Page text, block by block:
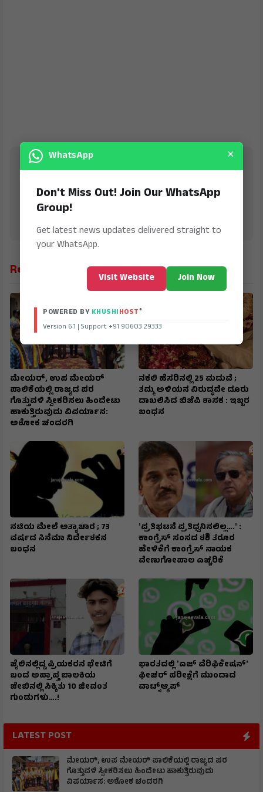
Jana Jeevala
From INDIA. Karnataka, National & International,
Updates including Politics, Business, Crime,
Education, Sports, Science, Current Affairs. Latest
Breaking News From India & Around the World.
Related News
ಮೇಯರ್, ಉಪ ಮೇಯರ್
ಪಾಲಿಕೆಯಲ್ಲಿ ರಾಜ್ಯದ ಪರ
ಗೊತ್ತುವಳಿ ಸ್ವೀಕರಿಸಲು ಹಿಂದೇಟು
ಹಾಕುತ್ತಿರುವುದು ವಿಪರ್ಯಾಸ:
ಅಶೋಕ ಚಂದರಗಿ
ನಕಲಿ ಹೆಸರಿನಲ್ಲಿ 25 ಮದುವೆ ;
ತಮ್ಮ ಅಳಿಯನ ವಿರುದ್ಧವೇ ದೂರು
ದಾಖಲಿಸಿದ ಬಿಜೆಪಿ ಶಾಸಕ : ಇಬ್ಬರ
ಬಂಧನ
ನಟಿಯ ಮೇಲೆ ಅತ್ಯಾಚಾರ ; 73
ವರ್ಷದ ಸಿನೆಮಾ ನಿರ್ದೇಶಕನ
ಬಂಧನ
ʼಪ್ರತಿಭಟನೆ ಪ್ರತಿಧ್ವನಿಸಲಿಲ್ಲ….ʼ :
ಕಾಂಗ್ರೆಸ್‌ ಸಂಸದ ಶಶಿ ತರೂರ
ಹೇಳಿಕೆಗೆ ಕಾಂಗ್ರೆಸ್‌ ನಾಯಕ
ವೇಣುಗೋಪಾಲ ಎಚ್ಚರಿಕೆ
ಜೈಲಿನಲ್ಲಿದ್ದ ಪ್ರಿಯಕರನ ಭೇಟಿಗೆ
ಬಂದ ಅಪ್ರಾಪ್ತ ಬಾಲಕಿಯ
ಜೇಬಿನಲ್ಲಿ ಸಿಕ್ಕಿತು 10 ಜೀವಂತ
ಗುಂಡುಗಳು….!
ಭಾರತದಲ್ಲಿ ʼಏಜ್ ವೆರಿಫಿಕೇಷನ್ʼ
ಫೀಚರ್‌ ಪರೀಕ್ಷೆಗೆ ಮುಂದಾದ
ವಾಟ್ಸ್ಆ್ಯಪ್‌
LATEST POST
ಮೇಯರ್, ಉಪ ಮೇಯರ್ ಪಾಲಿಕೆಯಲ್ಲಿ ರಾಜ್ಯದ ಪರ
ಗೊತ್ತುವಳಿ ಸ್ವೀಕರಿಸಲು ಹಿಂದೇಟು ಹಾಕುತ್ತಿರುವುದು
ವಿಪರ್ಯಾಸ: ಅಶೋಕ ಚಂದರಗಿ
WhatsApp ×
Don't Miss Out! Join Our WhatsApp
Group!
Get latest news updates delivered straight to
your WhatsApp.
Visit Website Join Now
POWERED BY KHUSHIHOST®
Version 6.1 | Support +91 90603 29333